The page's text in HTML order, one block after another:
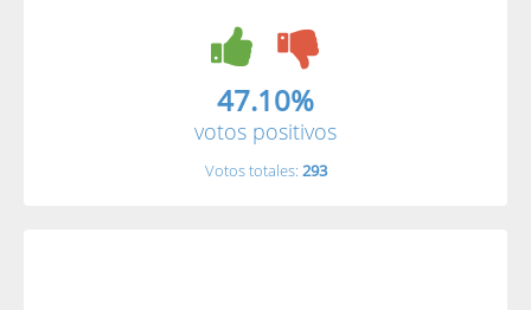
47.10%
votos positivos
Votos totales: 293